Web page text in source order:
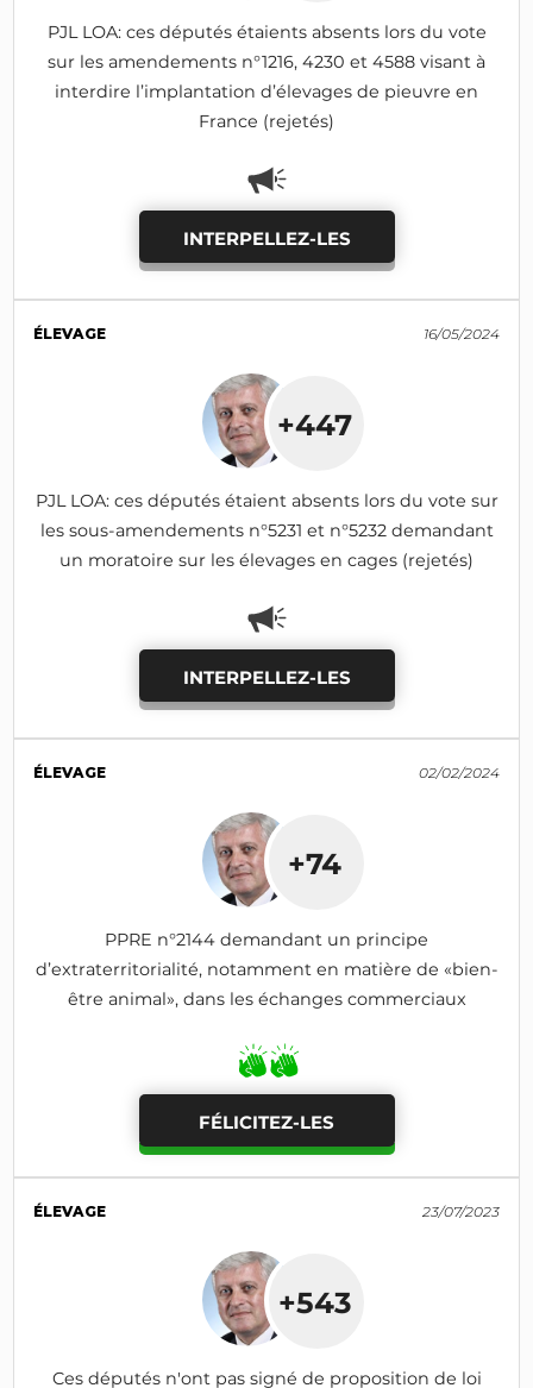
PJL LOA: ces députés étaients absents lors du vote
sur les amendements n°1216, 4230 et 4588 visant à
interdire l’implantation d’élevages de pieuvre en
France (rejetés)
INTERPELLEZ-LES
ÉLEVAGE 16/05/2024
+447
PJL LOA: ces députés étaient absents lors du vote sur
les sous-amendements n°5231 et n°5232 demandant
un moratoire sur les élevages en cages (rejetés)
INTERPELLEZ-LES
ÉLEVAGE 02/02/2024
+74
PPRE n°2144 demandant un principe
d’extraterritorialité, notamment en matière de «bien-
être animal», dans les échanges commerciaux
FÉLICITEZ-LES
ÉLEVAGE 23/07/2023
+543
Ces députés n'ont pas signé de proposition de loi